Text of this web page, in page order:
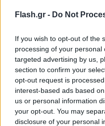
Flash.gr - Do Not
If you wish to opt-out of the
processing of your
targeted advertising by us,
section to confirm your
opt-out request is
interest-based ads based
us or personal information
your opt-out. You may
disclosure of your personal
πρωθυπουργό του
«Η σαφής απάντησή μας
είναι ότι όλα
σιωνιστικού
«Ακόμη και τώρα, τα
συνεχίζονται και
την άδεια να ανοίξει
σύμφωνα με την
υπουργείο Εξωτερικών.